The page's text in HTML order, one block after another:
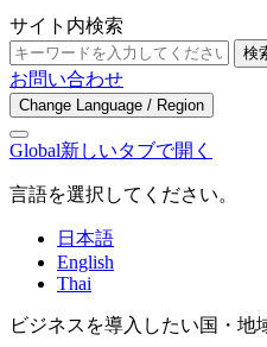
サイト内検索
検
お問い合わせ
Change Language / Region
Global新しいタブで開く
言語を選択してください。
日本語
English
Thai
ビジネスを導入したい国・地